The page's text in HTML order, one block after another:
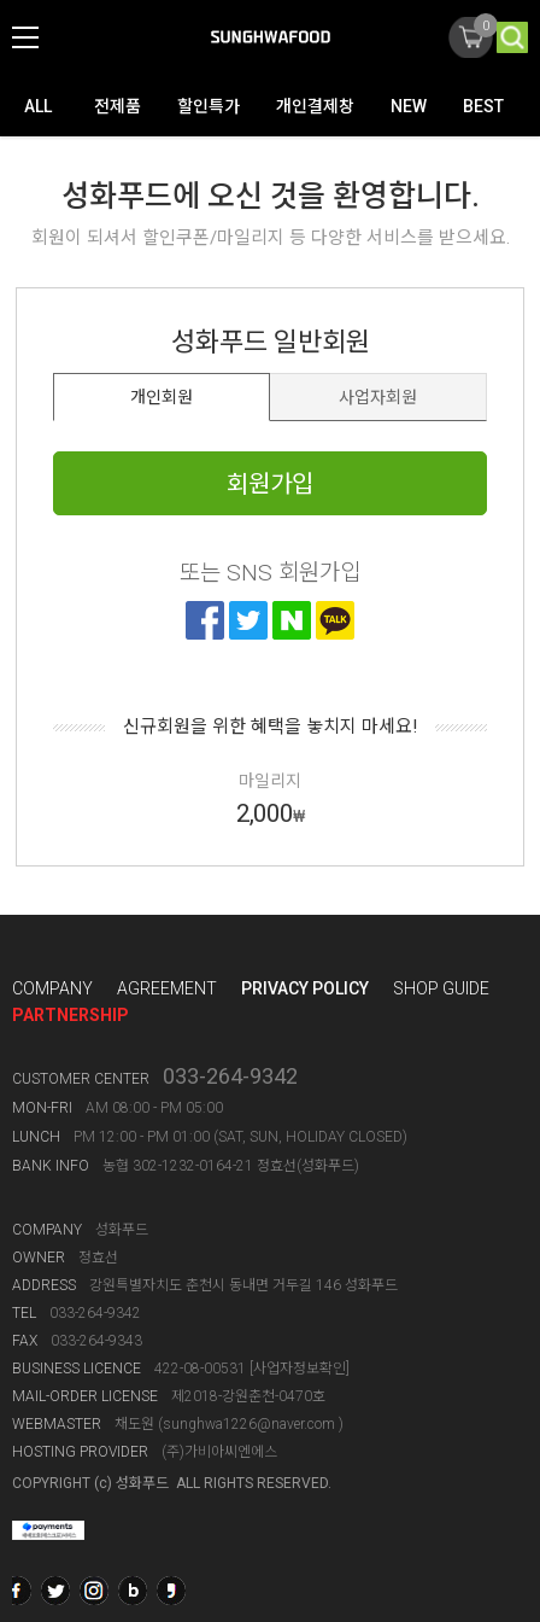
0
ALL 전제품 할인특가 개인결제창 NEW BEST
성화푸드에 오신 것을 환영합니다.
회원이 되셔서 할인쿠폰/마일리지 등 다양한 서비스를 받으세요.
성화푸드 일반회원
개인회원 사업자회원
회원가입
또는 SNS 회원가입
신규회원을 위한 혜택을 놓치지 마세요!
마일리지
2,000₩
COMPANY AGREEMENT PRIVACY POLICY
SHOP GUIDE
PARTNERSHIP
CUSTOMER CENTER 033-264-9342
MON-FRI
AM 08:00 - PM 05:00
LUNCH
PM 12:00 - PM 01:00 (SAT, SUN, HOLIDAY CLOSED)
BANK INFO
농협 302-1232-0164-21 정효선(성화푸드)
COMPANY
성화푸드
OWNER
정효선
ADDRESS
강원특별자치도 춘천시 동내면 거두길 146 성화푸드
TEL
033-264-9342
FAX
033-264-9343
BUSINESS LICENCE
422-08-00531
[사업자정보확인]
MAIL-ORDER LICENSE
제2018-강원춘천-0470호
WEBMASTER
채도원 (sunghwa1226@naver.com )
HOSTING PROVIDER
(주)가비아씨엔에스
COPYRIGHT (c) 성화푸드 ALL RIGHTS RESERVED.